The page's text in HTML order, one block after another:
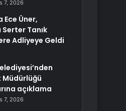
7, 2026
Üner,
Tanık
Adliyeye Geldi
Müdürlüğü
açıklama
7, 2026